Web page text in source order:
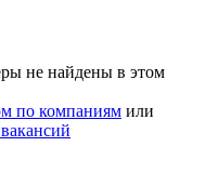
не найдены в этом
по компаниям или